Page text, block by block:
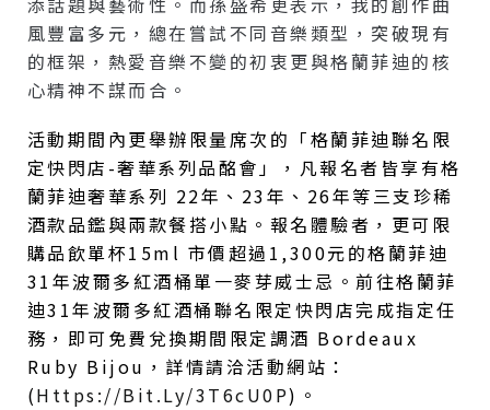
風豐富多元，總在嘗試不同音樂類型，突破現有
的框架，熱愛音樂不變的初衷更與格蘭菲迪的核
心精神不謀而合。
活動期間內更舉辦限量席次的「格蘭菲迪聯名限
定快閃店-奢華系列品酩會」，凡報名者皆享有格
蘭菲迪奢華系列 22年、23年、26年等三支珍稀
酒款品鑑與兩款餐搭小點。報名體驗者，更可限
購品飲單杯15ml 市價超過1,300元的格蘭菲迪
31年波爾多紅酒桶單一麥芽威士忌。前往格蘭菲
迪31年波爾多紅酒桶聯名限定快閃店完成指定任
務，即可免費兌換期間限定調酒 Bordeaux
Ruby Bijou，詳情請洽活動網站：
(Https://bit.ly/3T6cU0P)。